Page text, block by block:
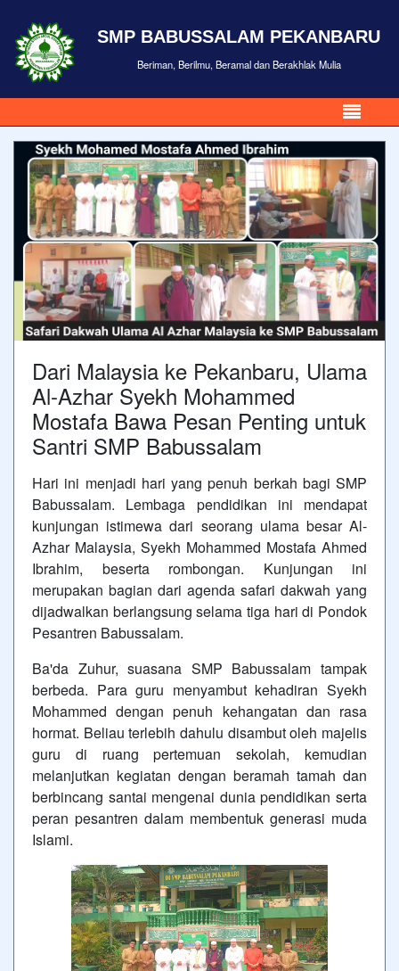
SMP BABUSSALAM PEKANBARU
Beriman, Berilmu, Beramal dan Berakhlak Mulia
Dari Malaysia ke Pekanbaru, Ulama
Al-Azhar Syekh Mohammed
Mostafa Bawa Pesan Penting untuk
Santri SMP Babussalam
Hari ini menjadi hari yang penuh berkah bagi SMP
Babussalam. Lembaga pendidikan ini mendapat
kunjungan istimewa dari seorang ulama besar Al-
Azhar Malaysia, Syekh Mohammed Mostafa Ahmed
Ibrahim, beserta rombongan. Kunjungan ini
merupakan bagian dari agenda safari dakwah yang
dijadwalkan berlangsung selama tiga hari di Pondok
Pesantren Babussalam.
Ba'da Zuhur, suasana SMP Babussalam tampak
berbeda. Para guru menyambut kehadiran Syekh
Mohammed dengan penuh kehangatan dan rasa
hormat. Beliau terlebih dahulu disambut oleh majelis
guru di ruang pertemuan sekolah, kemudian
melanjutkan kegiatan dengan beramah tamah dan
berbincang santai mengenai dunia pendidikan serta
peran pesantren dalam membentuk generasi muda
Islami.